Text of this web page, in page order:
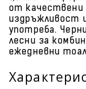
от качествени
издръжливост
употреба.
лесни за
ежедневни